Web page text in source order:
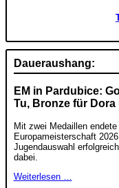
Daueraushang:
EM in Pardubice:
Tu, Bronze für
Mit zwei Medaillen
Europameisterschaft
Jugendauswahl
dabei.
Weiterlesen …